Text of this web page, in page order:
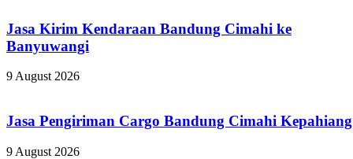
Jasa Kirim Kendaraan Bandung Cimahi ke
Banyuwangi
9 August 2026
Jasa Pengiriman Cargo Bandung Cimahi Kepahiang
9 August 2026